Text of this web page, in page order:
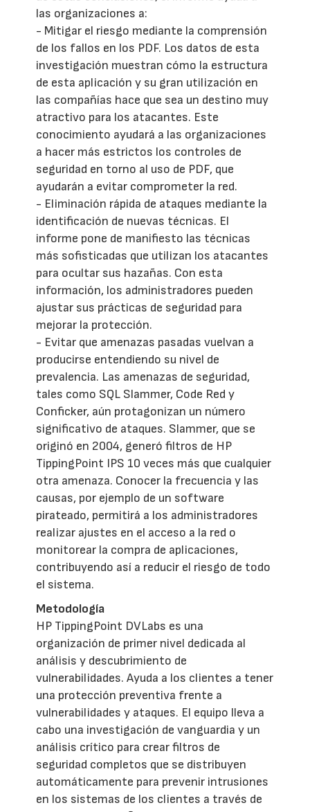
las organizaciones a:
- Mitigar el riesgo mediante la comprensión
de los fallos en los PDF. Los datos de esta
investigación muestran cómo la estructura
de esta aplicación y su gran utilización en
las compañías hace que sea un destino muy
atractivo para los atacantes. Este
conocimiento ayudará a las organizaciones
a hacer más estrictos los controles de
seguridad en torno al uso de PDF, que
ayudarán a evitar comprometer la red.
- Eliminación rápida de ataques mediante la
identificación de nuevas técnicas. El
informe pone de manifiesto las técnicas
más sofisticadas que utilizan los atacantes
para ocultar sus hazañas. Con esta
información, los administradores pueden
ajustar sus prácticas de seguridad para
mejorar la protección.
- Evitar que amenazas pasadas vuelvan a
producirse entendiendo su nivel de
prevalencia. Las amenazas de seguridad,
tales como SQL Slammer, Code Red y
Conficker, aún protagonizan un número
significativo de ataques. Slammer, que se
originó en 2004, generó filtros de HP
TippingPoint IPS 10 veces más que cualquier
otra amenaza. Conocer la frecuencia y las
causas, por ejemplo de un software
pirateado, permitirá a los administradores
realizar ajustes en el acceso a la red o
monitorear la compra de aplicaciones,
contribuyendo así a reducir el riesgo de todo
el sistema.
Metodología
HP TippingPoint DVLabs es una
organización de primer nivel dedicada al
análisis y descubrimiento de
vulnerabilidades. Ayuda a los clientes a tener
una protección preventiva frente a
vulnerabilidades y ataques. El equipo lleva a
cabo una investigación de vanguardia y un
análisis crítico para crear filtros de
seguridad completos que se distribuyen
automáticamente para prevenir intrusiones
en los sistemas de los clientes a través de